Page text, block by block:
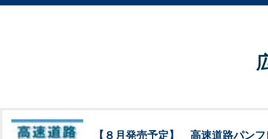
【８月発売予定】 高速道路パンフ